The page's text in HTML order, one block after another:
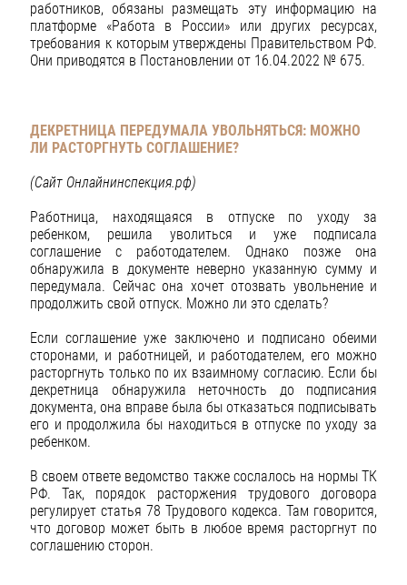
работников, обязаны размещать эту информацию на
платформе «Работа в России» или других ресурсах,
требования к которым утверждены Правительством РФ.
Они приводятся в Постановлении от 16.04.2022 № 675.
ДЕКРЕТНИЦА ПЕРЕДУМАЛА УВОЛЬНЯТЬСЯ: МОЖНО
ЛИ РАСТОРГНУТЬ СОГЛАШЕНИЕ?
(Сайт Онлайнинспекция.рф)
Работница, находящаяся в отпуске по уходу за
ребенком, решила уволиться и уже подписала
соглашение с работодателем. Однако позже она
обнаружила в документе неверно указанную сумму и
передумала. Сейчас она хочет отозвать увольнение и
продолжить свой отпуск. Можно ли это сделать?
Если соглашение уже заключено и подписано обеими
сторонами, и работницей, и работодателем, его можно
расторгнуть только по их взаимному согласию. Если бы
декретница обнаружила неточность до подписания
документа, она вправе была бы отказаться подписывать
его и продолжила бы находиться в отпуске по уходу за
ребенком.
В своем ответе ведомство также сослалось на нормы ТК
РФ. Так, порядок расторжения трудового договора
регулирует статья 78 Трудового кодекса. Там говорится,
что договор может быть в любое время расторгнут по
соглашению сторон.